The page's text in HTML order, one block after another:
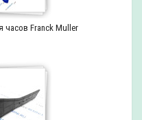
часов Franck Muller